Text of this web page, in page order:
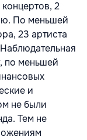
2
По меньшей
23 артиста
по меньшей
и
не были
Тем не